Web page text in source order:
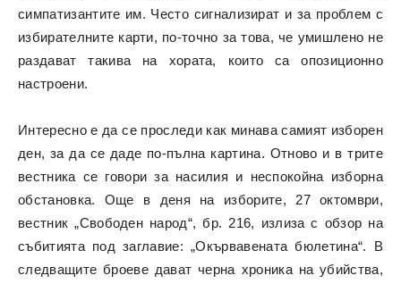
симпатизантите им. Често сигнализират и за проблем с
избирателните карти, по-точно за това, че умишлено не
раздават такива на хората, които са опозиционно
настроени.
Интересно е да се проследи как минава самият изборен
ден, за да се даде по-пълна картина. Отново и в трите
вестника се говори за насилия и неспокойна изборна
обстановка. Още в деня на изборите, 27 октомври,
вестник „Свободен народ“, бр. 216, излиза с обзор на
събитията под заглавие: „Окървавената бюлетина“. В
следващите броеве дават черна хроника на убийства,